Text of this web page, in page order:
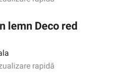
lemn Deco red
rapidă